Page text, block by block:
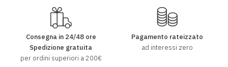
Consegna in 24/48 ore
Spedizione gratuita
per ordini superiori a 200€
Pagamento rateizzato
ad interessi zero